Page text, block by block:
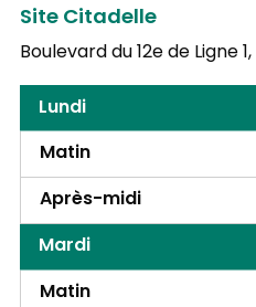
Site Citadelle
Boulevard du 12e de Ligne 1,
Lundi
Matin
Après-midi
Mardi
Matin